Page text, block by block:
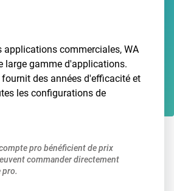
applications commerciales, WA
large gamme d'applications.
des années d'efficacité et
les configurations de
pro bénéficient de prix
commander directement
pro.